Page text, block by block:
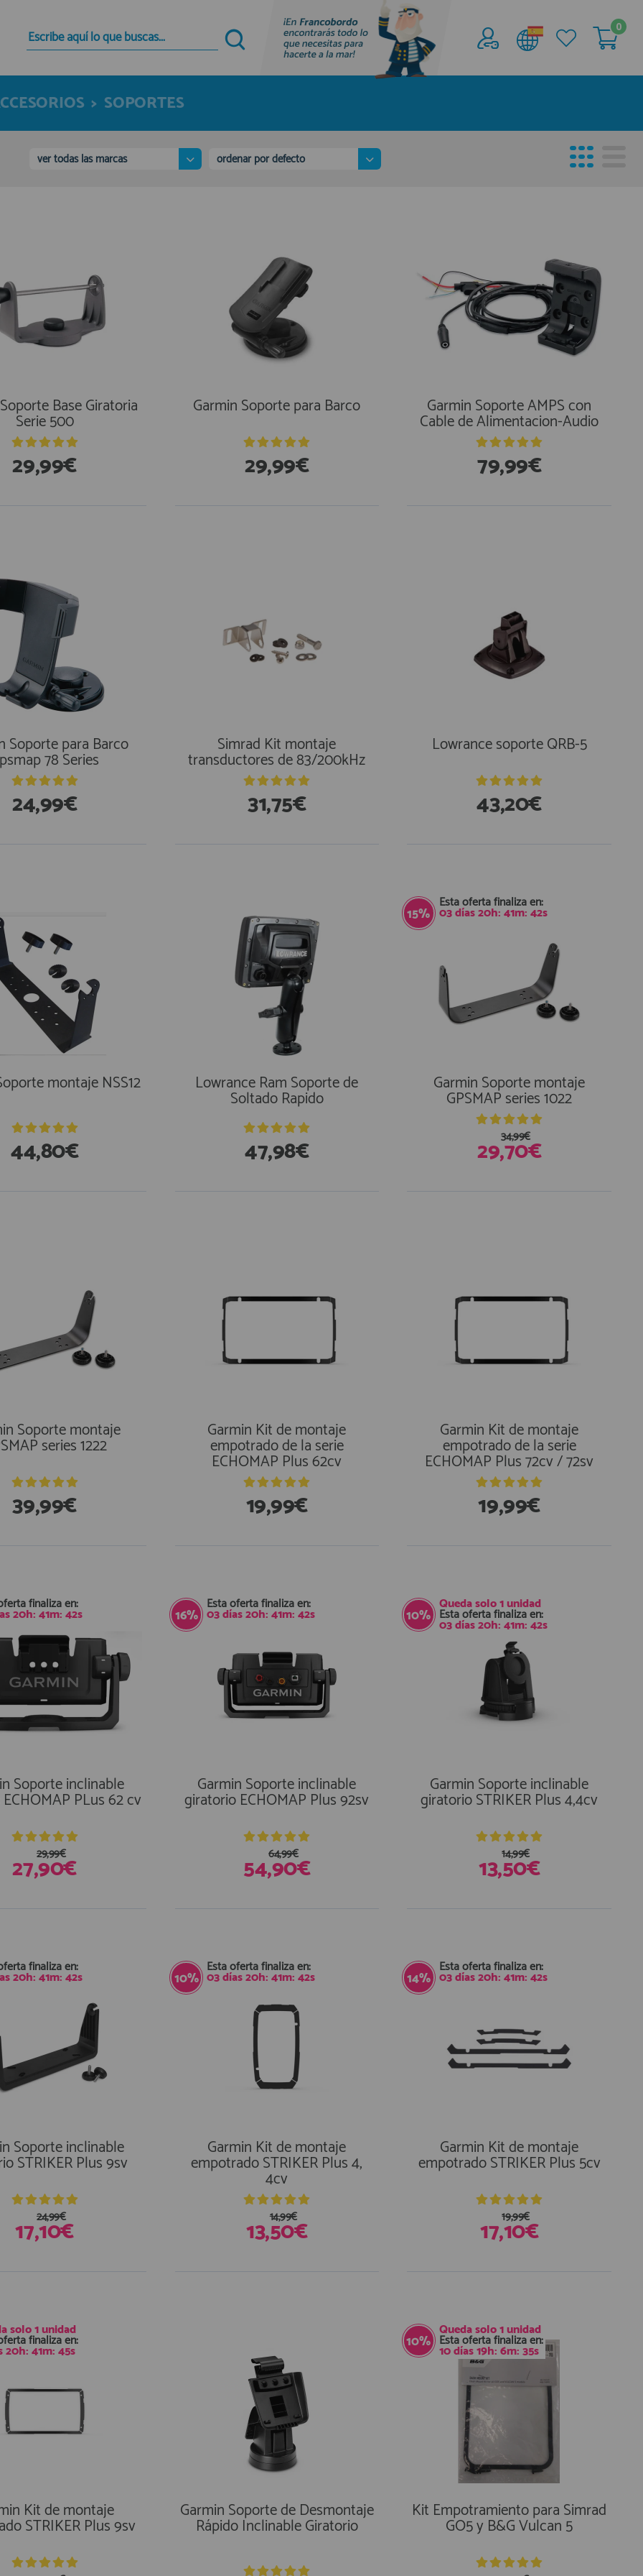
Quiero registrarme
Nuevo cliente
Al crear una cuenta en francobordo.com podrás
tienda virtual, revisar el estado de tus pedidos y
consultar tus operaciones anteriores.
Acceder al
Área profesionales
Únete ya a los mas de de 500 Profesionales de
la Náutica
0
> SOPORTES
ver todas las marcas ordenar por defecto
Base Giratoria
Serie 500
29,99€
Garmin Soporte para Barco
29,99€
Garmin Soporte AMPS con
Cable de Alimentacion-Audio
79,99€
Soporte para Barco
78 Series
24,99€
Simrad Kit montaje
transductores de 83/200kHz
31,75€
Lowrance soporte QRB-5
43,20€
montaje NSS12
44,80€
Lowrance Ram Soporte de
Soltado Rapido
47,98€
15%
Esta oferta finaliza en:
03días20h:41m:41s
Garmin Soporte montaje
GPSMAP series 1022
29,70€
34,99€
Soporte montaje
series 1222
39,99€
Garmin Kit de montaje
empotrado de la serie
ECHOMAP Plus 62cv
19,99€
Garmin Kit de montaje
empotrado de la serie
ECHOMAP Plus 72cv / 72sv
19,99€
finaliza en:
20h:41m:41s
Soporte inclinable
PLus 62 cv
27,90€
29,99€
16%
Esta oferta finaliza en:
03días20h:41m:41s
Garmin Soporte inclinable
giratorio ECHOMAP Plus 92sv
54,90€
64,99€
10%
Queda solo1 unidad
Esta oferta finaliza en:
03días20h:41m:41s
Garmin Soporte inclinable
giratorio STRIKER Plus 4,4cv
13,50€
14,99€
finaliza en:
20h:41m:41s
Soporte inclinable
STRIKER Plus 9sv
17,10€
24,99€
10%
Esta oferta finaliza en:
03días20h:41m:41s
Garmin Kit de montaje
empotrado STRIKER Plus 4,
4cv
13,50€
14,99€
14%
Esta oferta finaliza en:
03días20h:41m:41s
Garmin Kit de montaje
empotrado STRIKER Plus 5cv
17,10€
19,99€
solo1 unidad
finaliza en:
20h:41m:45s
Kit de montaje
STRIKER Plus 9sv
Garmin Soporte de Desmontaje
Rápido Inclinable Giratorio
10%
Queda solo1 unidad
Esta oferta finaliza en:
10días19h:6m:35s
Kit Empotramiento para Simrad
GO5 y B&G Vulcan 5